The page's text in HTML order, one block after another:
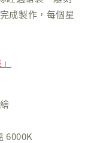
成製作，每個星
6000K